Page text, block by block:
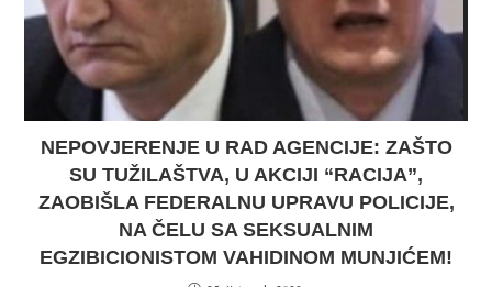
NEPOVJERENJE U RAD AGENCIJE: ZAŠTO
SU TUŽILAŠTVA, U AKCIJI “RACIJA”,
ZAOBIŠLA FEDERALNU UPRAVU POLICIJE,
NA ČELU SA SEKSUALNIM
EGZIBICIONISTOM VAHIDINOM MUNJIĆEM!